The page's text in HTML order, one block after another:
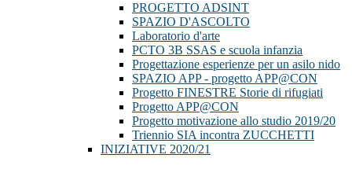
PROGETTO ADSINT
SPAZIO D'ASCOLTO
Laboratorio d'arte
PCTO 3B SSAS e scuola infanzia
Progettazione esperienze per un asilo nido
SPAZIO APP - progetto APP@CON
Progetto FINESTRE Storie di rifugiati
Progetto APP@CON
Progetto motivazione allo studio 2019/20
Triennio SIA incontra ZUCCHETTI
INIZIATIVE 2020/21